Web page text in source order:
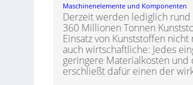
Maschinenelemente und Komponenten
Derzeit werden lediglich
360 Millionen Tonnen
Einsatz von Kunststoffen
auch wirtschaftliche: Jedes
geringere Materialkosten und
erschließt dafür einen der